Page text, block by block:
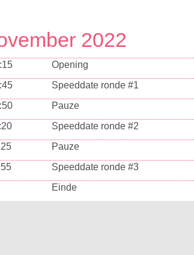
2022
Opening
Speeddate ronde #1
Pauze
Speeddate ronde #2
Pauze
Speeddate ronde #3
Einde